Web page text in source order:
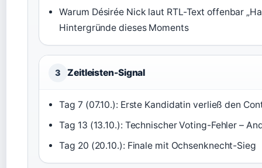
Warum Désirée Nick laut RTL-Text offenbar
Hintergründe dieses Moments
3 Zeitleisten-Signal
Tag 7 (07.10.): Erste Kandidatin verließ den
Tag 13 (13.10.): Technischer Voting-Fehler –
Tag 20 (20.10.): Finale mit Ochsenknecht-Sieg